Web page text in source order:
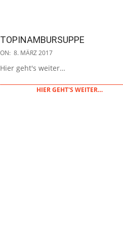
TOPINAMBURSUPPE
2017-
08
ON: 8. MÄRZ 2017
Hier geht's weiter…
HIER GEHT'S WEITER…